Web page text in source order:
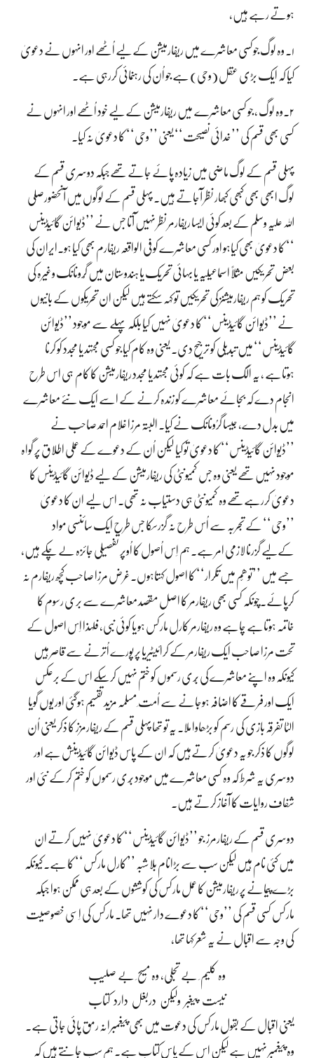
ہوتے رہے ہیں،
۱۔ وہ لوگ جوکسی معاشرے میں ریفارمیشن کے لیے اُٹھے اور انہوں نے دعویٰ
کیا کہ ایک بڑی عقل (وحی) ہے جو اُن کی رہنمائی کررہی ہے۔
۲۔وہ لوگ ، جو کسی معاشرے میں ریفارمیشن کے لیے خود اُٹھے اور انہوں نے
کسی بھی قسم کی ’’خدائی نصیحت‘‘ یعنی ’’وحی‘‘ کا دعویٰ نہ کیا۔
پہلی قسم کے لوگ ماضی میں زیادہ پائے جاتے تھےجبکہ دوسری قسم کے
لوگ ابھی بھی کبھی کبھار نظر آجاتے ہیں۔ پہلی قسم کے لوگوں میں آنحضورصلی
اللہ علیہ وسلم کے بعد کوئی ایسا ریفارمر نظر نہیں آتا جس نے ’’ڈیوائن گائیڈینس
‘‘ کا دعویٰ بھی کیاہو اور کسی معاشرے کو فی الواقعہ ریفارم بھی کیا ہو۔ایران کی
بعض تحریکیں مثلاً اسماعیلیہ یا بہائی تحریک یا ہندوستان میں گُرونانک وغیرہ کی
تحریک کو ہم ریفارمیشنز کی تحریکیں تو کہہ سکتے ہیں لیکن ان تحریکوں کے بانیوں
نے ’’ڈیوائن گائیڈینس‘‘ کا دعویٰ نہیں کیا بلکہ پہلے سے موجود ’’ڈیوائن
گائیڈینس‘‘ میں تبدیلی کو ترجیح دی۔ یعنی وہ کام کیا جو کسی مجتہد یا مجدد کو کرنا
ہوتاہے ، یہ الگ بات ہے کہ کوئی مجتہد یا مجدد ریفارمیشن کا کام ہی اس طرح
انجام دے کہ بجائے معاشرے کو زندہ کرنے کے اسے ایک نئے معاشرے
میں بدل دے، جیسا گرُونانک نے کیا۔ البتہ مرزا غلام احمد صاحب نے
’’ڈیوائن گائیڈینس‘‘ کا دعویٰ تو کیا لیکن اُن کے دعوے کے عملی اطلاق پر گواہ
موجود نہیں تھے یعنی وہ جس کمیونٹی کی ریفارمیشن کے لیے ڈیوائن گائیڈینس کا
دعویٰ کررہےتھے وہ کمیونٹی ہی دستیاب نہ تھی۔ اس لیے ان کا دعویٰ
’’وحی‘‘ کے تجربہ سے اُس طرح نہ گزرسکا جس طرح ایک سائنسی مواد
کےلیے گزرنا لازمی امر ہے۔ ہم اِس اُصول کا اُوپر تفصیلی جائزہ لے چکے ہیں،
جسے میں ’’توھّم میں تکرار‘‘ کا اصول کہتاہوں۔غرض مرزا صاحب کچھ ریفارم نہ
کرپائے۔چونکہ کسی بھی ریفارمر کا اصل مقصد معاشرے سے بری رسوم کا
خاتمہ ہوتاہے چاہے وہ ریفارمر کارل مارکس ہو یا کوئی نبی، فلہذا اِس اصول کے
تحت مرزا صاحب ایک ریفارمر کے کرائیٹیریا پر پورے اُترنے سے قاصر ہیں
کیونکہ وہ اپنے معاشرے کی بُری رسموں کو ختم نہیں کرسکے اس کے برعکس
ایک اور فرقے کا اضافہ ہوجانے سے اُمت ِ مسلمہ مزید تقسیم ہوگئی اور یوں گویا
الٹا تفرقہ بازی کی رسم کو بڑھاوا ملا۔ یہ تو تھا پہلی قسم کے ریفارمزز کا ذکر یعنی اُن
لوگوں کا ذکر جو یہ دعویٰ کرتےہیں کہ ان کے پاس ڈیوائن گائیڈینش ہے اور
دوسری یہ شرط کہ وہ کسی معاشرے میں موجود بُری رسموں کو ختم کرکے نئی اور
شفاف روایات کا آغاز کرتے ہیں۔
دوسری قسم کے ریفارمرز جو ’’ڈیوائن گائیڈینس‘‘ کا دعویٰ نہیں کرتے ان
میں کئی نام ہیں لیکن سب سے بڑانام بلاشبہ ’’کارل مارکس‘‘ کا ہے۔ کیونکہ
بڑے پیمانے پر ریفارمیشن کا عمل مارکس کی کوششوں کے بعد ہی ممکن ہوا جبکہ
مارکس کسی قسم کی ’’وحی‘‘ کا دعوے دار نہیں تھا۔ مارکس کی اِسی خصوصیت
کی وجہ سے اقبال نے یہ شعر کہا تھا،
وہ کلیم ِ بے تجلّی، وہ مسیح ِ بے صلیب
نیست پیغبر ولیکن دربغل دارد کتاب
یعنی اقبال کے بقول مارکس کی دعوت میں بھی پیغمبرانہ رمق پائی جاتی ہے۔
وہ پیغمبر نہیں ہے لیکن اس کے پاس کتاب ہے۔ ہم سب جانتے ہیں کہ